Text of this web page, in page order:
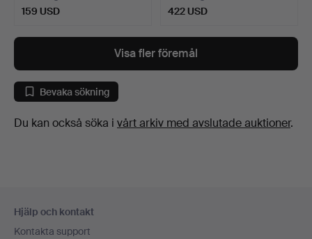
159 USD 422 USD
Visa fler föremål
Bevaka sökning
Du kan också söka i vårt arkiv med avslutade auktioner.
Hjälp och kontakt
Kontakta support